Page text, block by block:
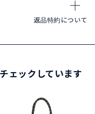
返品特約について
ェックしています